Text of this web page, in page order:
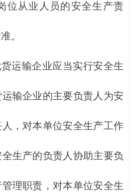
从业人员的安全生产责
。
输企业应当实行安全生
输企业的主要负责人为安
，对本单位安全生产工作
生产的负责人协助主要负
理职责，对本单位安全生